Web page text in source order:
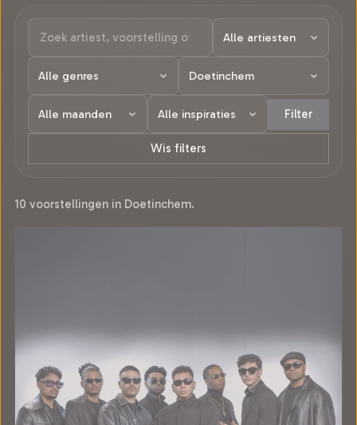
Filter
Wis filters
10 voorstellingen in Doetinchem.